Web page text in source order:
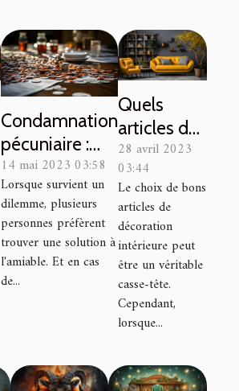
Condamnation
pécuniaire :
définition,
formes et
modes de
paiement
14 mai 2023 03:58
Lorsque survient un
dilemme, plusieurs
personnes préfèrent
trouver une solution à
l'amiable. Et en cas
de...
Quels
articles de
décoration
intérieure
choisir ?
28 avril 2023
03:44
Le choix de bons
articles de
décoration
intérieure peut
être un véritable
casse-tête.
Cependant,
lorsque...